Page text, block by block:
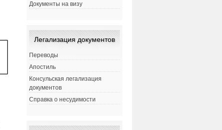
Документы на визу
Легализация документов
Переводы
Апостиль
Консульская легализация
документов
Справка о несудимости